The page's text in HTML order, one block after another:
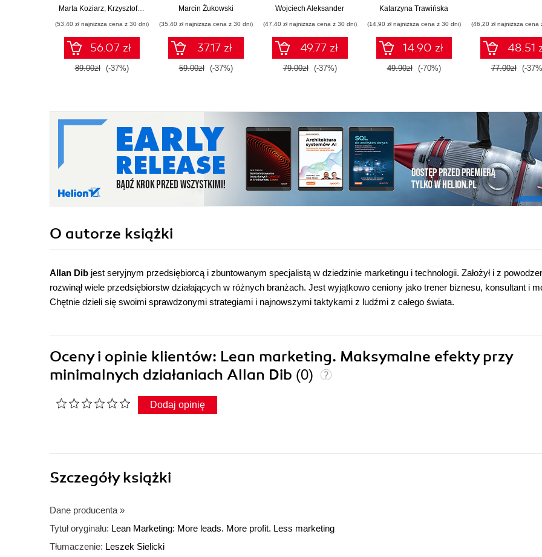
& Google Analytics 4
commerce,
marketerów. Wydanie
II zaktualizowane i
rozszerzone
Marta Koziarz, Krzysztof Marzec Tomasz Trzósło
(53,40 zł najniższa cena z 30 dni)
56.07 zł
89.00zł (-37%)
małych i średnich
Wydanie IV
poszerzone
Marcin Żukowski
(35,40 zł najniższa cena z 30 dni)
37.17 zł
59.00zł (-37%)
Wojciech Aleksander
(47,40 zł najniższa cena z 30 dni)
49.77 zł
79.00zł (-37%)
Katarzyna Trawińska
(14,90 zł najniższa cena z 30 dni)
14.90 zł
49.90zł (-70%)
(46,20 zł najniższa cena
48.51
77.00zł (-
O autorze książki
Allan Dib jest seryjnym przedsiębiorcą i zbuntowanym specjalistą w dziedzinie marketingu i technologii. Założył i z
rozwinął wiele przedsiębiorstw działających w różnych branżach. Jest wyjątkowo ceniony jako trener biznesu, konsultant i
Chętnie dzieli się swoimi sprawdzonymi strategiami i najnowszymi taktykami z ludźmi z całego świata.
Oceny i opinie klientów: Lean marketing. Maksymalne efekty przy
minimalnych działaniach Allan Dib (0)
Dodaj opinię
Szczegółyksiążki
Dane producenta »
Tytuł oryginału: Lean Marketing: More leads. More profit. Less marketing
Tłumaczenie: Leszek Sielicki